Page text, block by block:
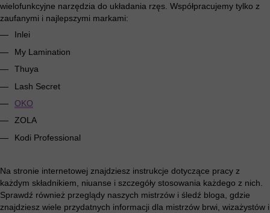
wielofunkcyjne narzędzia do układania rzęs. Współpracujemy tylko z
zaufanymi i najlepszymi markami:
Inlei
My Lamination
Thuya
Lash Secret
OKO
ZOLA
Kodi Professional
Na stronie internetowej znajdziesz instrukcje dotyczące pracy z
każdym składnikiem, niuanse i szczegóły stosowania każdego z nich.
Sprawdź również przeglądy naszych mistrzów i śledź bloga, gdzie
znajdziesz wiele przydatnych informacji dla mistrzów brwi, wizażystów i